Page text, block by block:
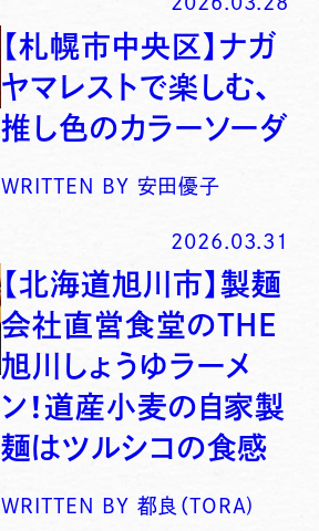
【札幌市中央区】ナガ
ヤマレストで楽しむ、
推し色のカラーソーダ
WRITTEN BY 安田優子
2026.03.31
【北海道旭川市】製麺
会社直営食堂のTHE
旭川しょうゆラーメ
ン！道産小麦の自家製
麺はツルシコの食感
WRITTEN BY 都良（TORA)